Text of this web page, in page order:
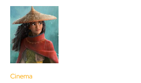
Cinema